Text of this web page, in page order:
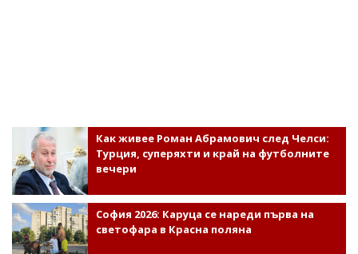
Как живее Роман Абрамович след Челси:
Турция, суперяхти и край на футболните
вечери
София 2026: Каруца се нареди първа на
светофара в Красна поляна